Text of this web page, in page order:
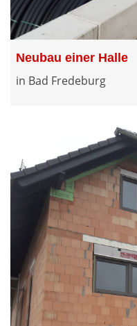
Neubau einer Halle
in Bad Fredeburg